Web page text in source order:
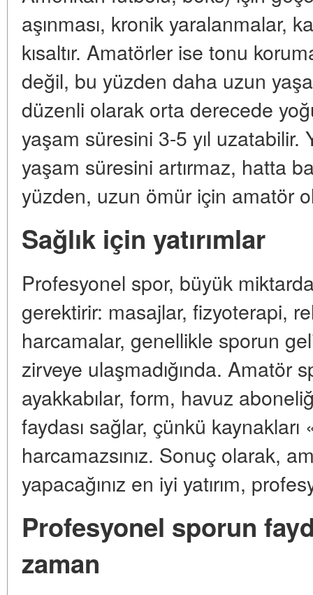
aşınması, kronik yaralanmalar,
kısaltır. Amatörler ise tonu
değil, bu yüzden daha uzun
düzenli olarak orta derecede
yaşam süresini 3-5 yıl uzatabilir.
yaşam süresini artırmaz, hatta
yüzden, uzun ömür için amatör
Sağlık için yatırımlar
Profesyonel spor, büyük
gerektirir: masajlar, fizyoterapi,
harcamalar, genellikle sporun
zirveye ulaşmadığında. Amatör
ayakkabılar, form, havuz
faydası sağlar, çünkü
harcamazsınız. Sonuç olarak,
yapacağınız en iyi yatırım,
Profesyonel sporun
zaman